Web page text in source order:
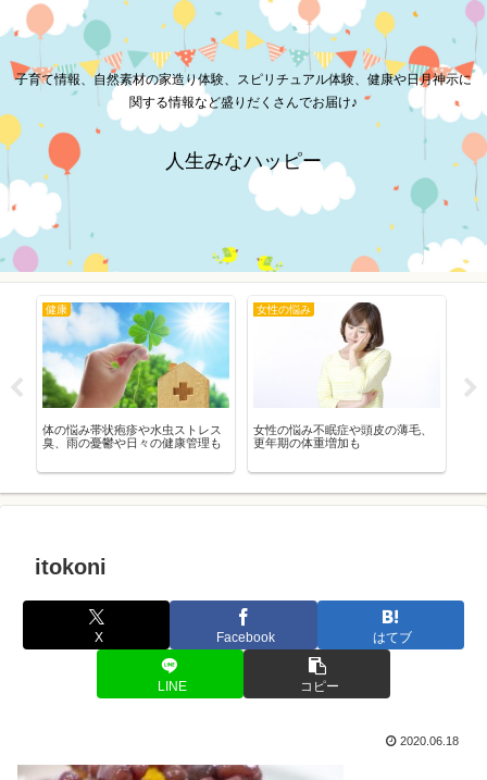
子育て情報、自然素材の家造り体験、スピリチュアル体験、健康や日月神示に
関する情報など盛りだくさんでお届け♪
人生みなハッピー
健康
体の悩み帯状疱疹や水虫ストレス
臭、雨の憂鬱や日々の健康管理も
女性の悩み
女性の悩み不眠症や頭皮の薄毛、
更年期の体重増加も
itokoni
X Facebook はてブ
LINE コピー
2020.06.18